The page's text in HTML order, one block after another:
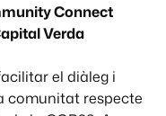
Connect
Verda
el diàleg i
comunitat respecte